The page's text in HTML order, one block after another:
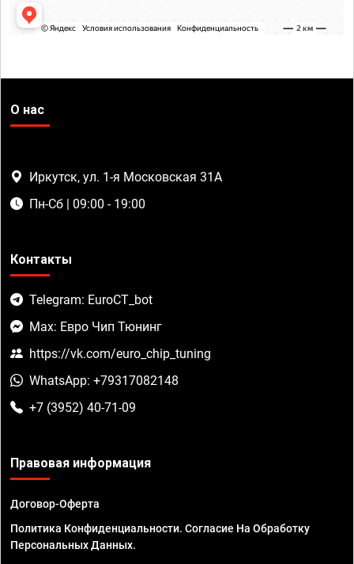
О нас
Иркутск, ул. 1-я Московская 31А
Пн-Сб | 09:00 - 19:00
Контакты
Telegram: EuroCT_bot
Max: Евро Чип Тюнинг
https://vk.com/euro_chip_tuning
WhatsApp: +79317082148
+7 (3952) 40-71-09
Правовая информация
Договор-Оферта
Политика Конфиденциальности. Согласие На Обработку
Персональных Данных.